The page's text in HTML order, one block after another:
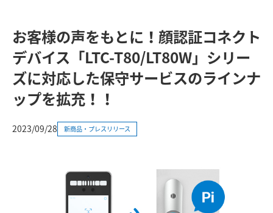
お客様の声をもとに！顔認証コネクト
デバイス「LTC-T80/LT80W」シリー
ズに対応した保守サービスのラインナ
ップを拡充！！
2023/09/28 新商品・プレスリリース